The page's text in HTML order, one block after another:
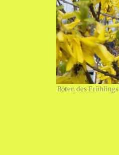
Boten des Frühlings